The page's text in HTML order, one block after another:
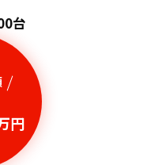
台
円